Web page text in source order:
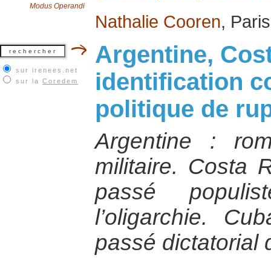
Modus Operandi
sur irenees.net
sur la Coredem
Nathalie Cooren,
Argentine,
identification
politique de
Argentine :
militaire. Costa
passé
l’oligarchie.
passé dictatorial